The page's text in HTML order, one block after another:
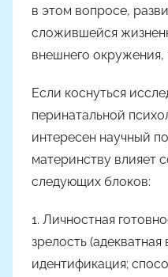
в этом вопросе,
сложившейся
внешнего
Если коснуться
перинатальной
интересен научный
материнству влияет
следующих блоков:
1. Личностная
зрелость
идентификация;